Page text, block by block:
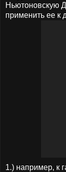
Ньютоновскую
применить ее к
1.) например, к